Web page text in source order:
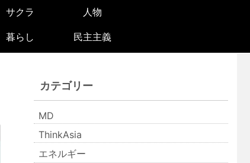
サクラ 人物
暮らし 民主主義
カテゴリー
MD
ThinkAsia
エネルギー